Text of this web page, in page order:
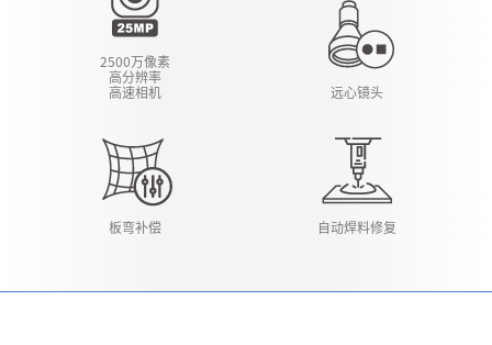
2500万像素
高分辨率
高速相机 远心镜头
板弯补偿 自动焊料修复